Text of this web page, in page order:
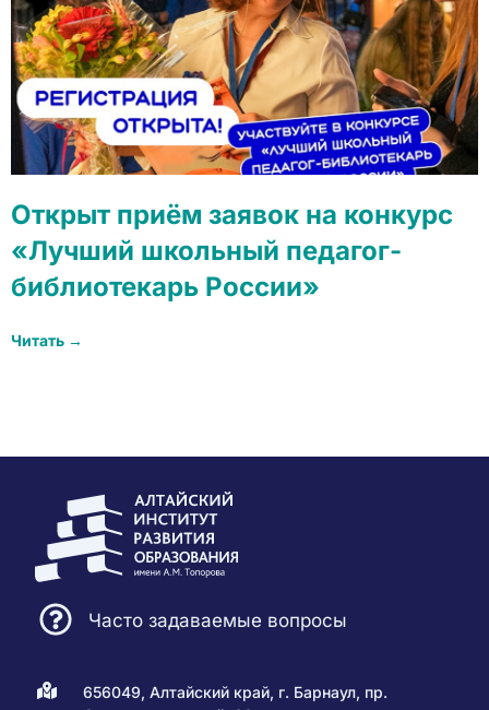
Открыт приём заявок на конкурс
«Лучший школьный педагог-
библиотекарь России»
Читать →
Часто задаваемые вопросы
656049, Алтайский край, г. Барнаул, пр.